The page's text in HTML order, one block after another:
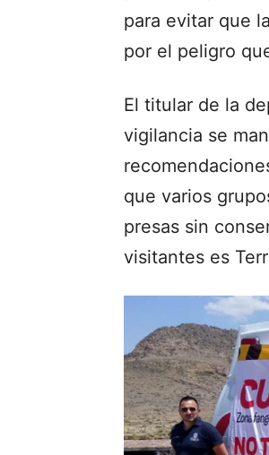
para evitar que
por el peligro
El titular de la
vigilancia se
que varios
presas sin
visitantes es